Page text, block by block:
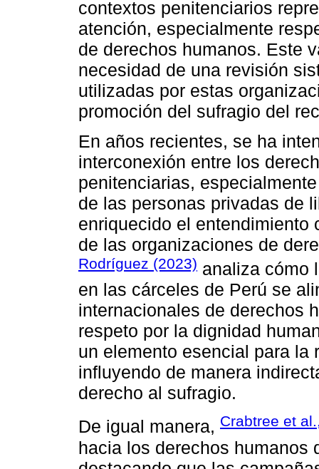
contextos penitenciarios
atención, especialmente
de derechos humanos. Este
necesidad de una revisión
utilizadas por estas
promoción del sufragio del
En años recientes, se ha
interconexión entre los
penitenciarias,
de las personas privadas de
enriquecido el entendimiento
de las organizaciones de
Rodríguez (2023) analiza cómo
en las cárceles de Perú se
internacionales de derechos
respeto por la dignidad
un elemento esencial para la
influyendo de manera
derecho al sufragio.
De igual manera, Crabtree et
hacia los derechos humanos